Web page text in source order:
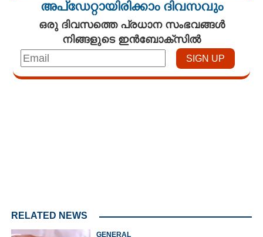
അപ്ഡേറ്റായിരിക്കാം ദിവസവും
ഒരു ദിവസത്തെ പ്രധാന സംഭവങ്ങൾ
നിങ്ങളുടെ ഇൻബോക്സിൽ
RELATED NEWS
GENERAL